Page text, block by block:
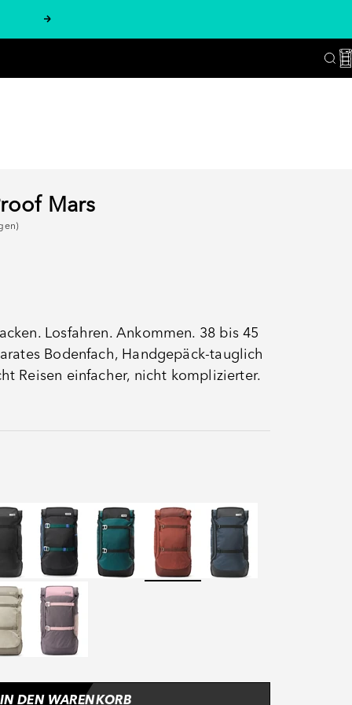
Vor
Mars
Losfahren. Ankommen. 38 bis 45
Bodenfach, Handgepäck-tauglich
Reisen einfacher, nicht komplizierter.
BlackProof Dual Dip Aqua Drift
Proof Evergreen
Proof MarsProof Petrol
VenusTropical Lily
IN DEN WARENKORB